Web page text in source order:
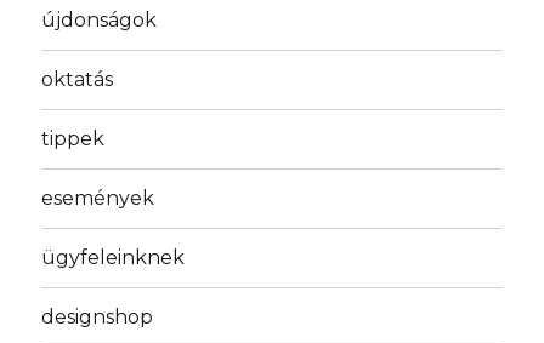
újdonságok
oktatás
tippek
események
ügyfeleinknek
designshop